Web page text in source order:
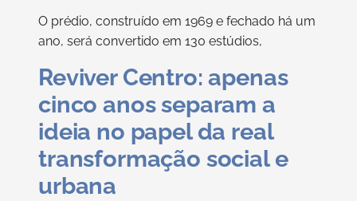
O prédio, construído em 1969 e fechado há um
ano, será convertido em 130 estúdios,
Reviver Centro: apenas
cinco anos separam a
ideia no papel da real
transformação social e
urbana